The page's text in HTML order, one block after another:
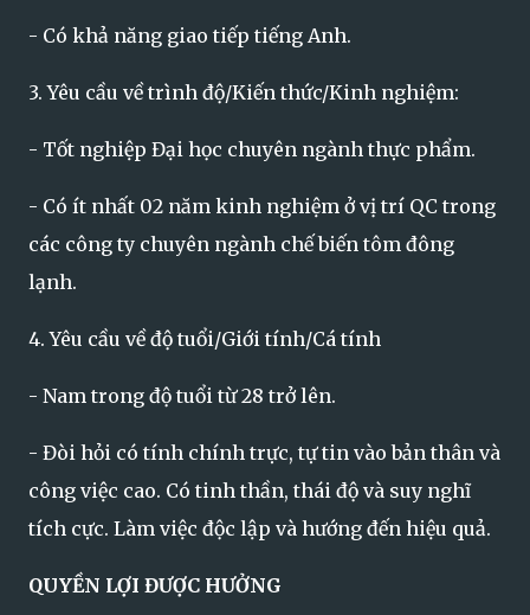
- Có khả năng giao tiếp tiếng Anh.
3. Yêu cầu về trình độ/Kiến thức/Kinh nghiệm:
- Tốt nghiệp Đại học chuyên ngành thực phẩm.
- Có ít nhất 02 năm kinh nghiệm ở vị trí QC trong
các công ty chuyên ngành chế biến tôm đông
lạnh.
4. Yêu cầu về độ tuổi/Giới tính/Cá tính
- Nam trong độ tuổi từ 28 trở lên.
- Đòi hỏi có tính chính trực, tự tin vào bản thân và
công việc cao. Có tinh thần, thái độ và suy nghĩ
tích cực. Làm việc độc lập và hướng đến hiệu quả.
QUYỀN LỢI ĐƯỢC HƯỞNG